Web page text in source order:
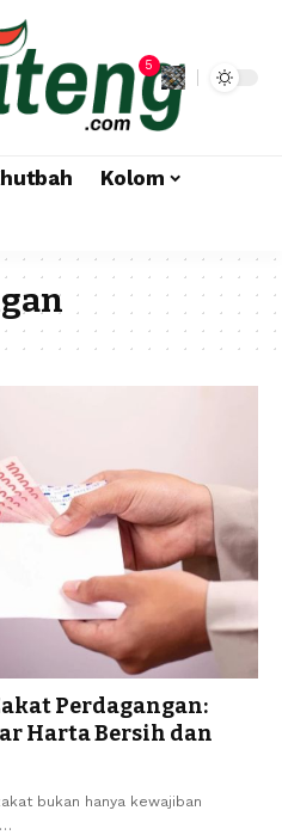
5
Kolom
Perdagangan:
Harta Bersih dan
bukan hanya kewajiban